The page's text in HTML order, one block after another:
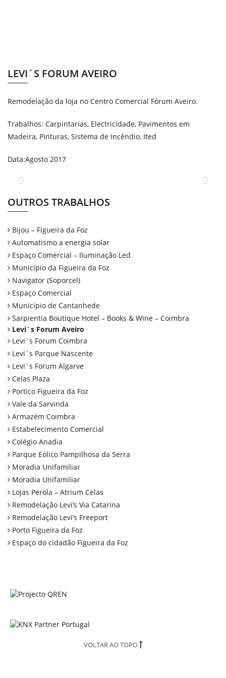
LEVI´S FORUM AVEIRO
Remodelação da loja no Centro Comercial Fórum Aveiro.
Trabalhos: Carpintarias, Electricidade, Pavimentos em
Madeira, Pinturas, Sistema de Incêndio, Ited
Data:Agosto 2017
Next
OUTROS TRABALHOS
Bijou – Figueira da Foz
Automatismo a energia solar
Espaço Comercial – Iluminação Led
Município da Figueira da Foz
Navigator (Soporcel)
Espaço Comercial
Município de Cantanhede
Sarpientia Boutique Hotel – Books & Wine – Coimbra
Levi´s Forum Aveiro
Levi´s Forum Coimbra
Levi´s Parque Nascente
Levi´s Forum Algarve
Celas Plaza
Portico Figueira da Foz
Vale da Sarvinda
Armazém Coimbra
Estabelecimento Comercial
Colégio Anadia
Parque Eólico Pampilhosa da Serra
Moradia Unifamiliar
Moradia Unifamiliar
Lojas Perola – Atrium Celas
Remodelação Levi’s Via Catarina
Remodelação Levi’s Freeport
Porto Figueira da Foz
Espaço do cidadão Figueira da Foz
VOLTAR AO TOPO